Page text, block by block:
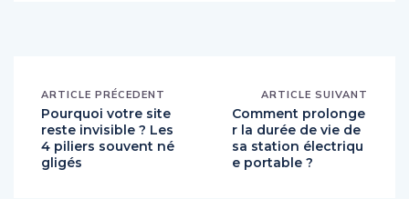
ARTICLE PRÉCEDENT
Pourquoi votre site
reste invisible ? Les
4 piliers souvent né
gligés
ARTICLE SUIVANT
Comment prolonge
r la durée de vie de
sa station électriqu
e portable ?